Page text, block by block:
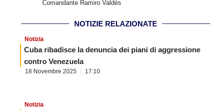
Comandante Ramiro Valdés
NOTIZIE RELAZIONATE
Notizia
Cuba ribadisce la denuncia dei piani di aggressione
contro Venezuela
18 Novembre 2025 17:10
Notizia